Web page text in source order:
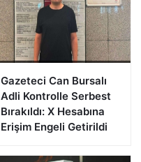
Gazeteci Can Bursalı
Adli Kontrolle Serbest
Bırakıldı: X Hesabına
Erişim Engeli Getirildi